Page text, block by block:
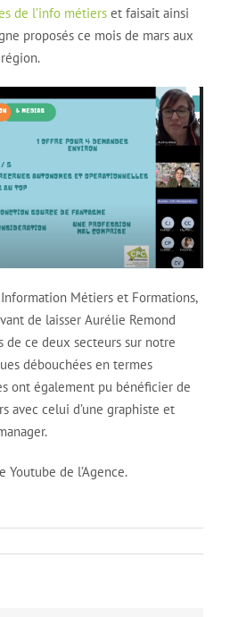
de l’info métiers et faisait ainsi
proposés ce mois de mars aux
Métiers et Formations,
de laisser Aurélie Remond
de ce deux secteurs sur notre
débouchées en termes
ont également pu bénéficier de
avec celui d’une graphiste et
Youtube de l’Agence.